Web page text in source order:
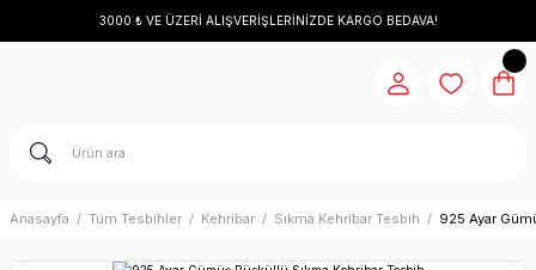
3000 ₺ VE ÜZERİ ALIŞVERİŞLERİNİZDE KARGO BEDAVA!
Anasayfa Tüm Tesbihler Kehribar Sıkma Kehribar Tesbih 925 Ayar